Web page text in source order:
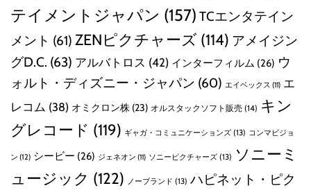
テイメントジャパン (157) TCエンタテイン
メント (61) ZENピクチャーズ (114) アメイジン
グD.C. (63) アルバトロス (42) インターフィルム (26) ウ
ォルト・ディズニー・ジャパン (60) エイベックス (11) エ
レコム (38) オミクロン株 (23) オルスタックソフト販売 (14) キン
グレコード (119) ギャガ・コミュニケーションズ (13) コンマビジョ
ン (12) シービー (26) ジェネオン (11) ソニーピクチャーズ (13) ソニーミ
ュージック (122) ノーブランド (13) ハピネット・ピク